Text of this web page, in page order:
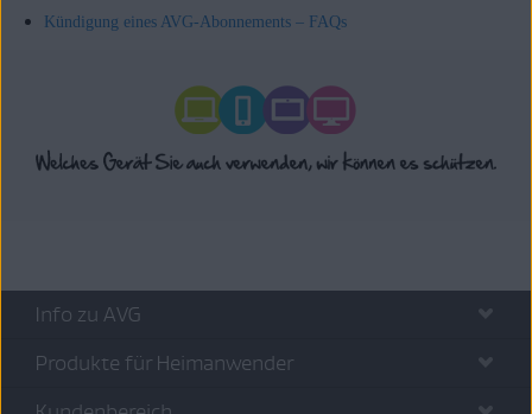
Kündigung eines AVG-Abonnements – FAQs
Info zu AVG
Produkte für Heimanwender